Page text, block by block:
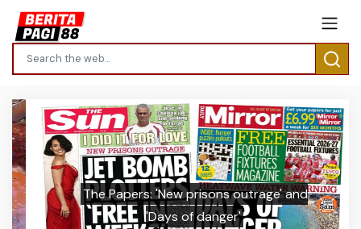
The Papers: 'New prisons outrage' and
'Days of danger'
Previous Next